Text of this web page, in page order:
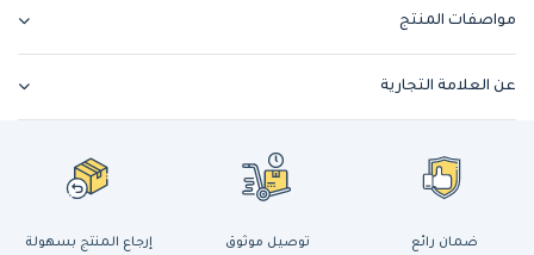
مواصفات المنتج
عن العلامة التجارية
ضمان رائع توصيل موثوق إرجاع المنتج بسهولة